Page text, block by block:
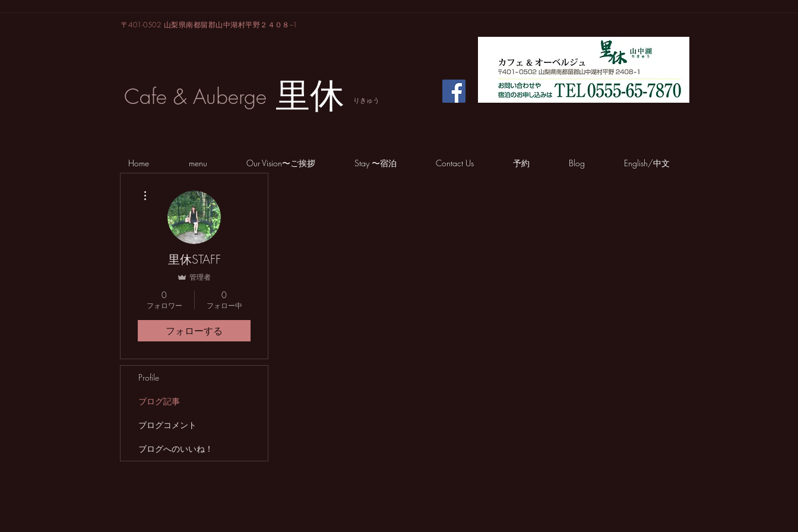
〒401-0502 山梨県南都留郡山中湖村平野２４０８−1
Cafe & Auberge 里休 りきゅう
Home menu Our Vision〜ご挨拶 Stay 〜宿泊 Contact Us 予約 Blog English/中文
里休STAFF
管理者
0
フォロワー
0
フォロー中
フォローする
Profile
ブログ記事
ブログコメント
ブログへのいいね！